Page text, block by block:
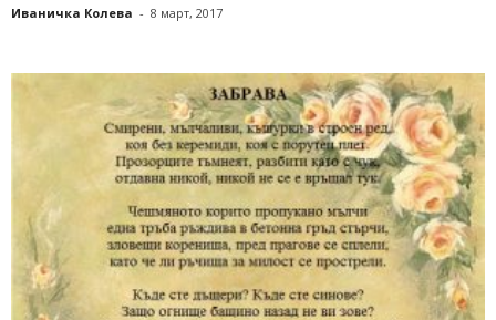
Иваничка Колева - 8 март, 2017